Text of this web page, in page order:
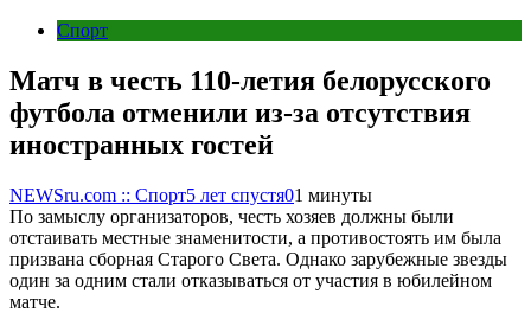
Спорт
Матч в честь 110-летия белорусского
футбола отменили из-за отсутствия
иностранных гостей
NEWSru.com :: Спорт5 лет спустя01 минуты
По замыслу организаторов, честь хозяев должны были
отстаивать местные знаменитости, а противостоять им была
призвана сборная Старого Света. Однако зарубежные звезды
один за одним стали отказываться от участия в юбилейном
матче.